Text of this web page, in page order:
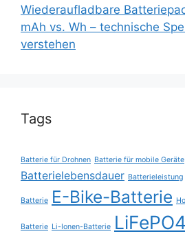
Wiederaufladbare
mAh vs. Wh – technische
verstehen
Tags
Batterie für Drohnen Batterie für mobile Geräte
Batterielebensdauer Batterieleistung
Batterie E-Bike-Batterie
Batterie Li-Ionen-Batterie